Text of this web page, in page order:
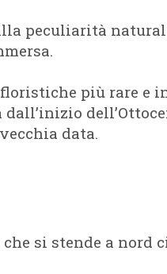
peculiarità
più rare e
data.
si stende a nord